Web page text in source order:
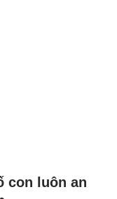
con luôn an